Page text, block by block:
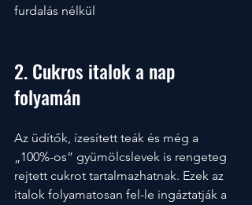
furdalás nélkül
2. Cukros italok a nap
folyamán
Az üdítők, ízesített teák és még a
„100%-os” gyümölcslevek is rengeteg
rejtett cukrot tartalmazhatnak. Ezek az
italok folyamatosan fel-le ingáztatják a